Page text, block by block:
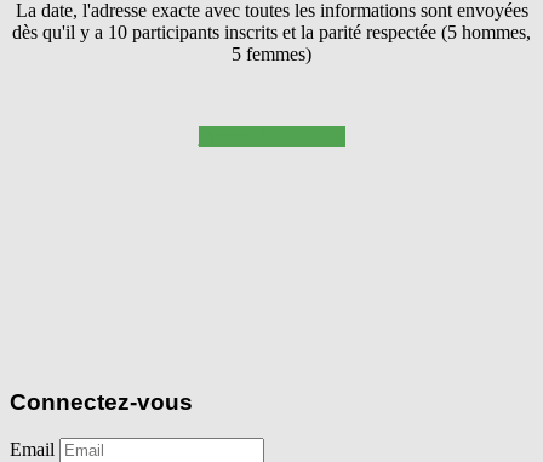
La date, l'adresse exacte avec toutes les informations sont envoyées
dès qu'il y a 10 participants inscrits et la parité respectée (5 hommes,
5 femmes)
Connectez-vous
Email